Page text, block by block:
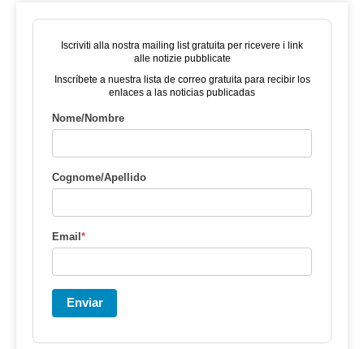
Iscriviti alla nostra mailing list gratuita per ricevere i link
alle notizie pubblicate
Inscríbete a nuestra lista de correo gratuita para recibir los
enlaces a las noticias publicadas
Nome/Nombre
Cognome/Apellido
Email*
Enviar